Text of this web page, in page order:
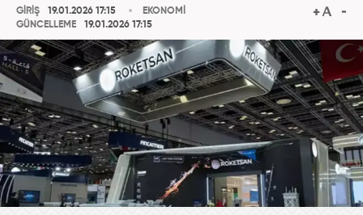
GİRİŞ
19.01.2026 17:15
GÜNCELLEME
19.01.2026 17:15
EKONOMİ